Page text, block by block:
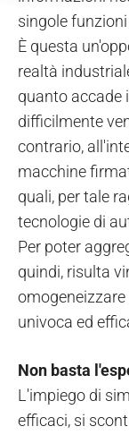
singole
È questa
realtà
quanto accade
difficilmente
contrario,
macchine
quali, per tale
tecnologie di
Per poter
quindi, risulta
univoca ed
Non basta
L'impiego di
efficaci, si